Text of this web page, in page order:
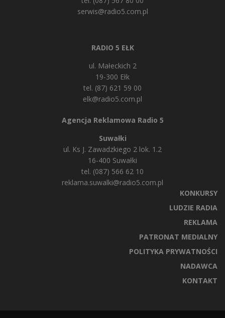
serwis@radio5.com.pl
RADIO 5 EŁK
ul. Małeckich 2
19-300 Ełk
tel. (87) 621 59 00
elk@radio5.com.pl
Agencja Reklamowa Radio 5
Suwałki
ul. Ks J. Zawadzkiego 2 lok. 1.2
16-400 Suwałki
tel. (087) 566 62 10
reklama.suwalki@radio5.com.pl
KONKURSY
LUDZIE RADIA
REKLAMA
PATRONAT MEDIALNY
POLITYKA PRYWATNOŚCI
NADAWCA
KONTAKT